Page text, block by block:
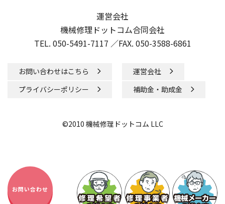
運営会社
機械修理ドットコム合同会社
TEL. 050-5491-7117 ／FAX. 050-3588-6861
お問い合わせはこちら
運営会社
プライバシーポリシー
補助金・助成金
©2010 機械修理ドットコム LLC
お問い合わせ